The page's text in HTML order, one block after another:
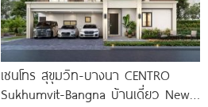
เซนโทร สุขุมวิท-บางนา CENTRO
Sukhumvit-Bangna บ้านเดี่ยว New